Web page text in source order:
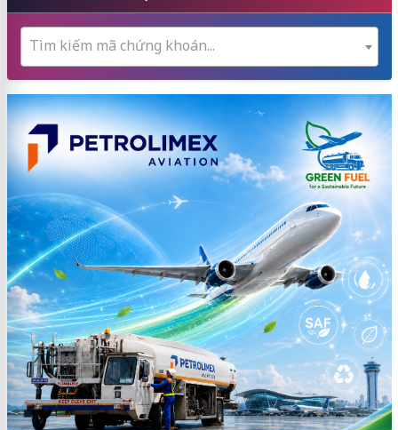
Tìm kiếm mã chứng khoán...